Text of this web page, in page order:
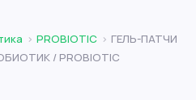
PROBIOTIC
ГЕЛЬ-ПАТЧИ
/ PROBIOTIC